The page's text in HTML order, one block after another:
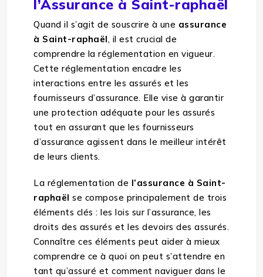
l’Assurance à Saint-raphaël
Quand il s’agit de souscrire à une assurance
à Saint-raphaël, il est crucial de
comprendre la réglementation en vigueur.
Cette réglementation encadre les
interactions entre les assurés et les
fournisseurs d’assurance. Elle vise à garantir
une protection adéquate pour les assurés
tout en assurant que les fournisseurs
d’assurance agissent dans le meilleur intérêt
de leurs clients.
La réglementation de l’assurance à Saint-
raphaël se compose principalement de trois
éléments clés : les lois sur l’assurance, les
droits des assurés et les devoirs des assurés.
Connaître ces éléments peut aider à mieux
comprendre ce à quoi on peut s’attendre en
tant qu’assuré et comment naviguer dans le